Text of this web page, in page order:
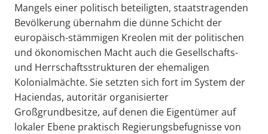
Mangels einer politisch beteiligten, staatstragenden
Bevölkerung übernahm die dünne Schicht der
europäisch-stämmigen Kreolen mit der politischen
und ökonomischen Macht auch die Gesellschafts-
und Herrschaftsstrukturen der ehemaligen
Kolonialmächte. Sie setzten sich fort im System der
Haciendas, autoritär organisierter
Großgrundbesitze, auf denen die Eigentümer auf
lokaler Ebene praktisch Regierungsbefugnisse von